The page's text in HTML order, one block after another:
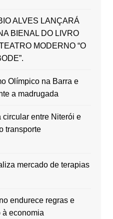
ALVES LANÇARÁ
BIENAL DO LIVRO
MODERNO “O
Olímpico na Barra e
a madrugada
entre Niterói e
transporte
mercado de terapias
endurece regras e
à economia